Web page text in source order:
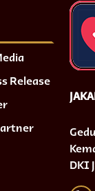
Release
DKI